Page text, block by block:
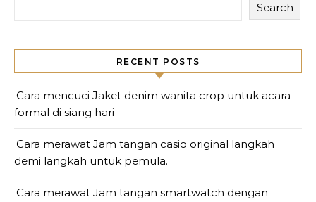
Search
RECENT POSTS
Cara mencuci Jaket denim wanita crop untuk acara
formal di siang hari
Cara merawat Jam tangan casio original langkah
demi langkah untuk pemula.
Cara merawat Jam tangan smartwatch dengan